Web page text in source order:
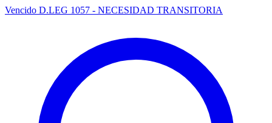
Vencido D.LEG 1057 - NECESIDAD TRANSITORIA